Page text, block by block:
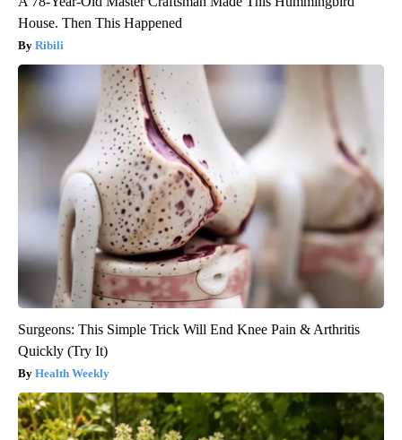
House. Then This Happened
Ribili
Surgeons: This Simple Trick Will End Knee Pain & Arthritis
Quickly (Try It)
Health Weekly